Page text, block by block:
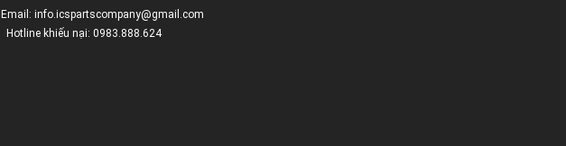
Email: info.icspartscompany@gmail.com
Hotline khiếu nại: 0983.888.624